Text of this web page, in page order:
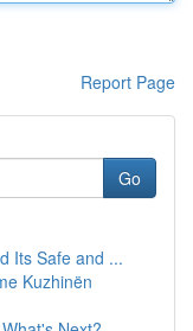
Report Page
Go
Its Safe and ...
Kuzhinën